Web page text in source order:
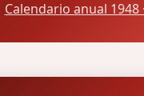
Calendario anual 1948